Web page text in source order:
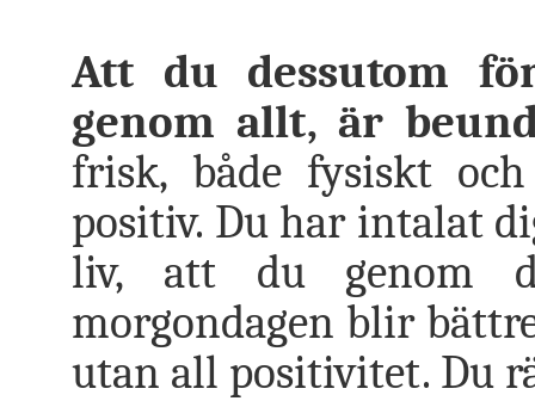
Att du dessutom
genom allt, är
frisk, både fysiskt
positiv. Du har intalat
liv, att du genom
morgondagen blir
utan all positivitet. Du